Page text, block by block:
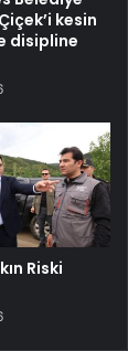
kesin
disipline
Riski